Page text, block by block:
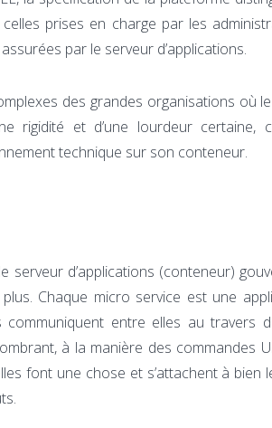
prises en charge par les
par le serveur d’applications.
des grandes organisations où
rigidité et d’une lourdeur certaine,
technique sur son conteneur.
serveur d’applications (conteneur)
Chaque micro service est une
entre elles au travers
à la manière des commandes
font une chose et s’attachent à bien